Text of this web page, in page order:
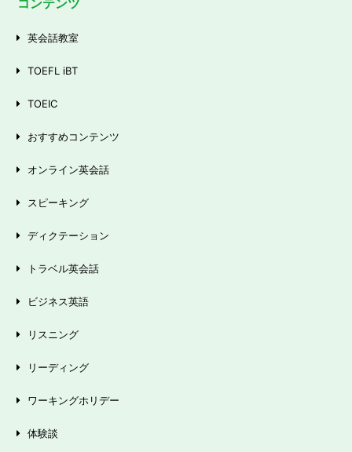
英会話教室
TOEFL iBT
TOEIC
おすすめコンテンツ
オンライン英会話
スピーキング
ディクテーション
トラベル英会話
ビジネス英語
リスニング
リーディング
ワーキングホリデー
体験談